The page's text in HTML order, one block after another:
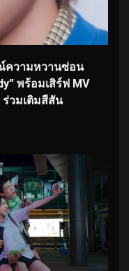
ณ์ความหวานซ่อน
พร้อมเสิร์ฟ MV
ร่วมเติมสีสัน